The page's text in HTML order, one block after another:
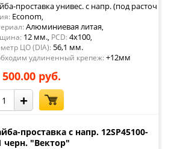
проставка унивес. с напр. (под расточку
Econom,
Алюминиевая литая,
12 мм., PCD: 4x100,
ЦО (DIA): 56,1 мм.
удлиненный крепеж: +12мм
500.00 руб.
+
проставка с напр. 12SP45100-
черн. "Вектор"